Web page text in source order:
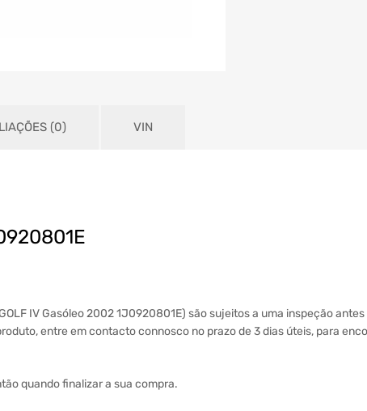
(0) VIN
IV Gasóleo 2002 1J0920801E) são sujeitos a uma inspeção
entre em contacto connosco no prazo de 3 dias úteis, para
quando finalizar a sua compra.